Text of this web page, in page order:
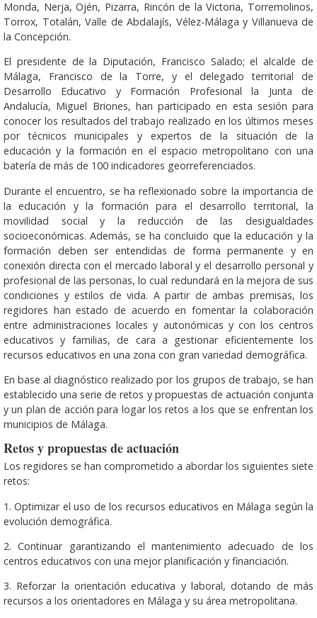
Monda, Nerja, Ojén, Pizarra, Rincón de la Victoria, Torremolinos,
Torrox, Totalán, Valle de Abdalajís, Vélez-Málaga y Villanueva de
la Concepción.
El presidente de la Diputación, Francisco Salado; el alcalde de
Málaga, Francisco de la Torre, y el delegado territorial de
Desarrollo Educativo y Formación Profesional la Junta de
Andalucía, Miguel Briones, han participado en esta sesión para
conocer los resultados del trabajo realizado en los últimos meses
por técnicos municipales y expertos de la situación de la
educación y la formación en el espacio metropolitano con una
batería de más de 100 indicadores georreferenciados.
Durante el encuentro, se ha reflexionado sobre la importancia de
la educación y la formación para el desarrollo territorial, la
movilidad social y la reducción de las desigualdades
socioeconómicas. Además, se ha concluido que la educación y la
formación deben ser entendidas de forma permanente y en
conexión directa con el mercado laboral y el desarrollo personal y
profesional de las personas, lo cual redundará en la mejora de sus
condiciones y estilos de vida. A partir de ambas premisas, los
regidores han estado de acuerdo en fomentar la colaboración
entre administraciones locales y autonómicas y con los centros
educativos y familias, de cara a gestionar eficientemente los
recursos educativos en una zona con gran variedad demográfica.
En base al diagnóstico realizado por los grupos de trabajo, se han
establecido una serie de retos y propuestas de actuación conjunta
y un plan de acción para logar los retos a los que se enfrentan los
municipios de Málaga.
Retos y propuestas de actuación
Los regidores se han comprometido a abordar los siguientes siete
retos:
1. Optimizar el uso de los recursos educativos en Málaga según la
evolución demográfica.
2. Continuar garantizando el mantenimiento adecuado de los
centros educativos con una mejor planificación y financiación.
3. Reforzar la orientación educativa y laboral, dotando de más
recursos a los orientadores en Málaga y su área metropolitana.